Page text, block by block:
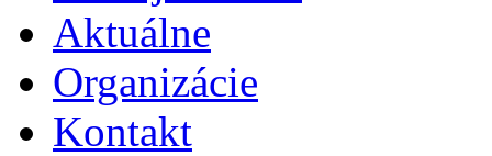
Aktuálne
Organizácie
Kontakt